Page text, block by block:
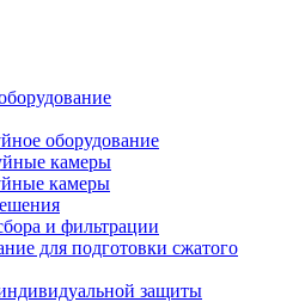
оборудование
камеры
камеры
и фильтрации
для подготовки сжатого
защиты